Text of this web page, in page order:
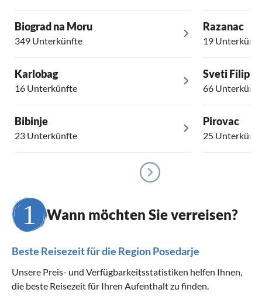
Biograd na Moru
349 Unterkünfte
Karlobag
16 Unterkünfte
Bibinje
23 Unterkünfte
Razanac
19
Sveti Filip i
66
Pirovac
25
Wann möchten Sie verreisen?
Beste Reisezeit für die Region Posedarje
Unsere Preis- und Verfügbarkeitsstatistiken helfen Ihnen,
die beste Reisezeit für Ihren Aufenthalt zu finden.